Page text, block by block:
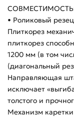
• Роликовый резец
Плиткорез
плиткорез
1200 мм (в том
(диагональный
Направляющая
исключает
толстого и
Механизм